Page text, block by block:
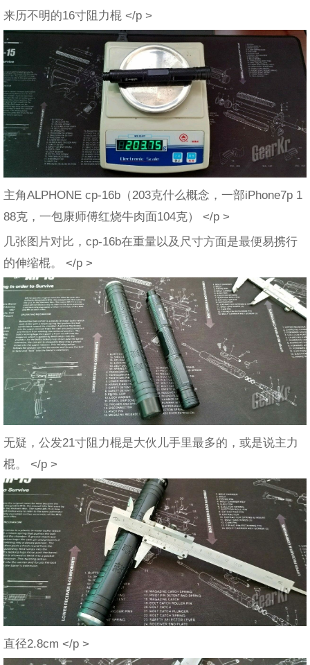
来历不明的16寸阻力棍 </p >
主角ALPHONE cp-16b（203克什么概念，一部iPhone7p 1
88克，一包康师傅红烧牛肉面104克） </p >
几张图片对比，cp-16b在重量以及尺寸方面是最便易携行
的伸缩棍。 </p >
无疑，公发21寸阻力棍是大伙儿手里最多的，或是说主力
棍。 </p >
直径2.8cm </p >